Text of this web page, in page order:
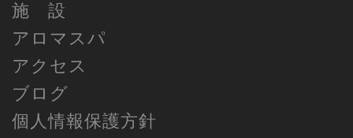
施 設
アロマスパ
アクセス
ブログ
個人情報保護方針